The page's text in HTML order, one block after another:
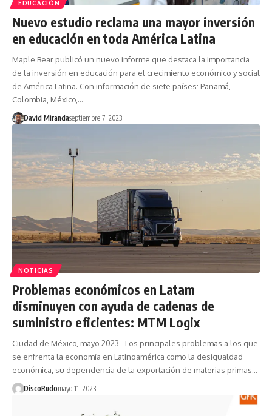
EDUCACIÓN
Nuevo estudio reclama una mayor inversión
en educación en toda América Latina
Maple Bear publicó un nuevo informe que destaca la importancia
de la inversión en educación para el crecimiento económico y social
de América Latina. Con información de siete países: Panamá,
Colombia, México,…
David Mirandaseptiembre 7, 2023
NOTICIAS
Problemas económicos en Latam
disminuyen con ayuda de cadenas de
suministro eficientes: MTM Logix
Ciudad de México, mayo 2023 - Los principales problemas a los que
se enfrenta la economía en Latinoamérica como la desigualdad
económica, su dependencia de la exportación de materias primas…
DiscoRudomayo 11, 2023